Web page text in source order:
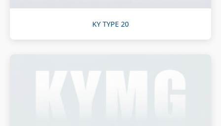
KY TYPE 20